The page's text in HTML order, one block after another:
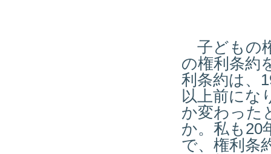
子どもの
の権利条約
利条約は、
以上前にな
か変わった
か。私も20
で、権利条